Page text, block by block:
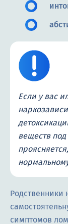
Если у вас
веществ
Родственники
симптомов